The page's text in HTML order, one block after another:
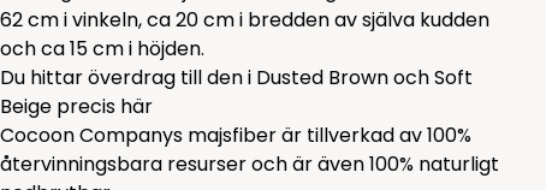
62 cm i vinkeln, ca 20 cm i bredden av själva kudden
och ca 15 cm i höjden.
Du hittar överdrag till den i Dusted BrownochSoft
Beige precis här
Cocoon Companys majsfiber är tillverkad av 100%
återvinningsbara resurser och är även 100% naturligt